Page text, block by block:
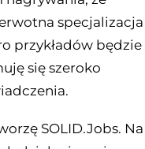
specjalizacja
przykładów będzie
się szeroko
SOLID.Jobs. Na